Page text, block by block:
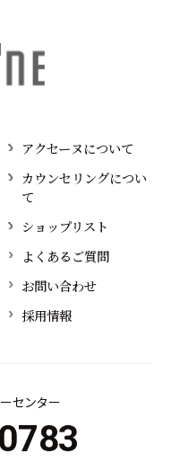
アクセーヌについて
カウンセリングについ
て
ショップリスト
よくあるご質問
お問い合わせ
採用情報
センター